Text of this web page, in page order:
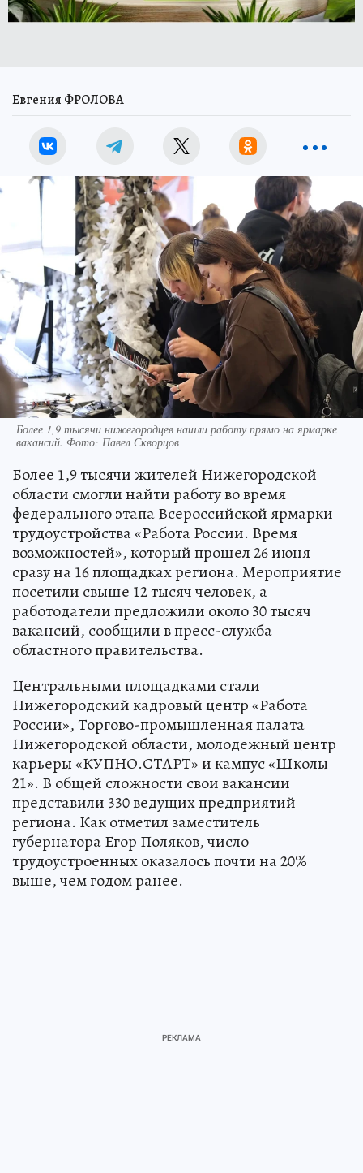
Евгения ФРОЛОВА
Более 1,9 тысячи нижегородцев нашли работу прямо на ярмарке
вакансий. Фото: Павел Скворцов
Более 1,9 тысячи жителей Нижегородской
области смогли найти работу во время
федерального этапа Всероссийской ярмарки
трудоустройства «Работа России. Время
возможностей», который прошел 26 июня
сразу на 16 площадках региона. Мероприятие
посетили свыше 12 тысяч человек, а
работодатели предложили около 30 тысяч
вакансий, сообщили в пресс-служба
областного правительства.
Центральными площадками стали
Нижегородский кадровый центр «Работа
России», Торгово-промышленная палата
Нижегородской области, молодежный центр
карьеры «КУПНО.СТАРТ» и кампус «Школы
21». В общей сложности свои вакансии
представили 330 ведущих предприятий
региона. Как отметил заместитель
губернатора Егор Поляков, число
трудоустроенных оказалось почти на 20%
выше, чем годом ранее.